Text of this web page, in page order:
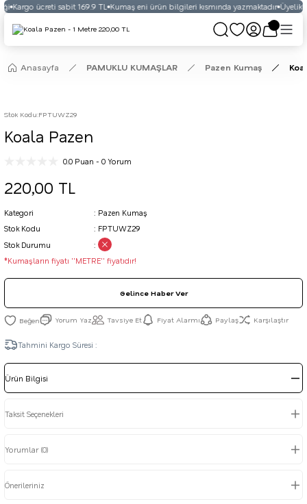
Kargo ücreti sabit 169.9 TL Kumaş eni ürün bilgileri kısmında yazmaktadır Üyelikli
Anasayfa PAMUKLU KUMAŞLAR Pazen Kumaş
Stok Kodu:FPTUWZ29
Koala Pazen
0.0 Puan - 0 Yorum
220,00 TL
Kategori
Pazen Kumaş
Stok Kodu
FPTUWZ29
Stok Durumu
*Kumaşların fiyatı ''METRE'' fiyatıdır!
Gelince Haber Ver
Yorum Yaz Tavsiye Et Fiyat Alarmı Paylaş Karşılaştır
Tahmini Kargo Süresi :
Ürün Bilgisi
Taksit Seçenekleri
Yorumlar (0)
Önerileriniz